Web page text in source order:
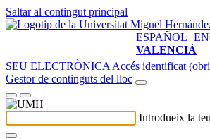
Saltar al contingut principal
ESPAÑOL
VALENCIÀ
SEU ELECTRÒNICA Accés identificat
Gestor de continguts del lloc
Introdueix la